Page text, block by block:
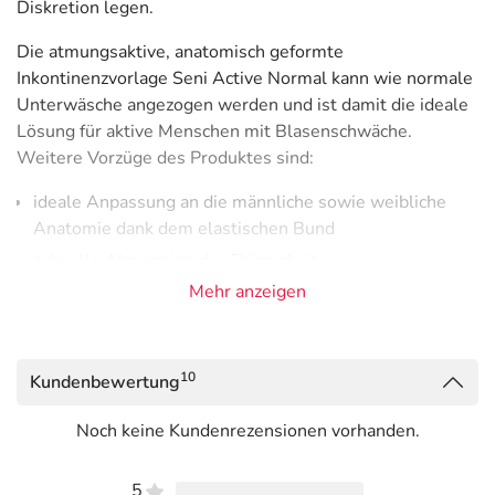
Diskretion legen.
Die atmungsaktive, anatomisch geformte
Inkontinenzvorlage Seni Active Normal kann wie normale
Unterwäsche angezogen werden und ist damit die ideale
Lösung für aktive Menschen mit Blasenschwäche.
Weitere Vorzüge des Produktes sind:
ideale Anpassung an die männliche sowie weibliche
Anatomie dank dem elastischen Bund
Minimierung von unangenehmen Gerüchen
einfache Fixierung mit Hilfe eines speziellen Höschens
Tragekomfort und Diskretion
Wechselbedarf informiert
Mehr anzeigen
Kundenbewertung10
Noch keine Kundenrezensionen vorhanden.